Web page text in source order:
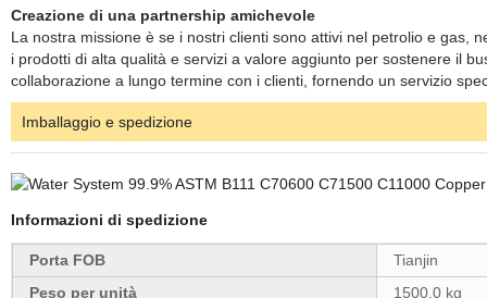
Creazione di una partnership amichevole
La nostra missione è se i nostri clienti sono attivi nel petrolio e gas,
i prodotti di alta qualità e servizi a valore aggiunto per sostenere il
collaborazione a lungo termine con i clienti, fornendo un servizio
Imballaggio e spedizione
Informazioni di spedizione
Porta FOB
Tianjin
Peso per unità
1500.0 kg